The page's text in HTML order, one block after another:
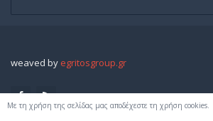
weaved by egritosgroup.gr
Με τη χρήση της σελίδας μας αποδέχεστε τη χρήση cookies.